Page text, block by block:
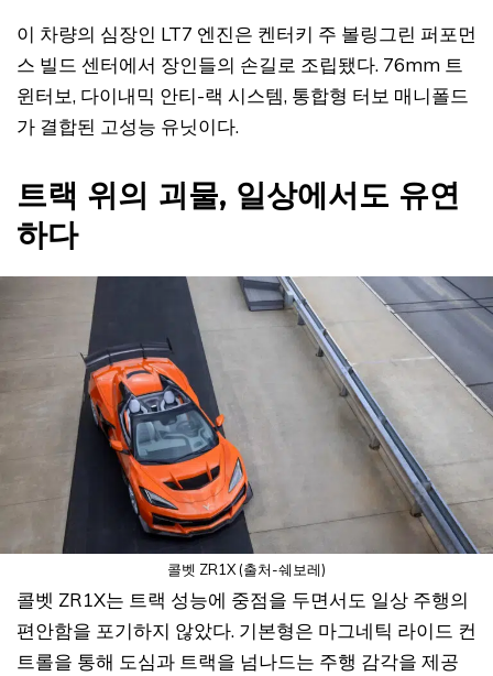
이 차량의 심장인 LT7 엔진은 켄터키 주 볼링그린 퍼포먼
스 빌드 센터에서 장인들의 손길로 조립됐다. 76mm 트
윈터보, 다이내믹 안티-랙 시스템, 통합형 터보 매니폴드
가 결합된 고성능 유닛이다.
트랙 위의 괴물, 일상에서도 유연
하다
콜벳 ZR1X (출처-쉐보레)
콜벳 ZR1X는 트랙 성능에 중점을 두면서도 일상 주행의
편안함을 포기하지 않았다. 기본형은 마그네틱 라이드 컨
트롤을 통해 도심과 트랙을 넘나드는 주행 감각을 제공